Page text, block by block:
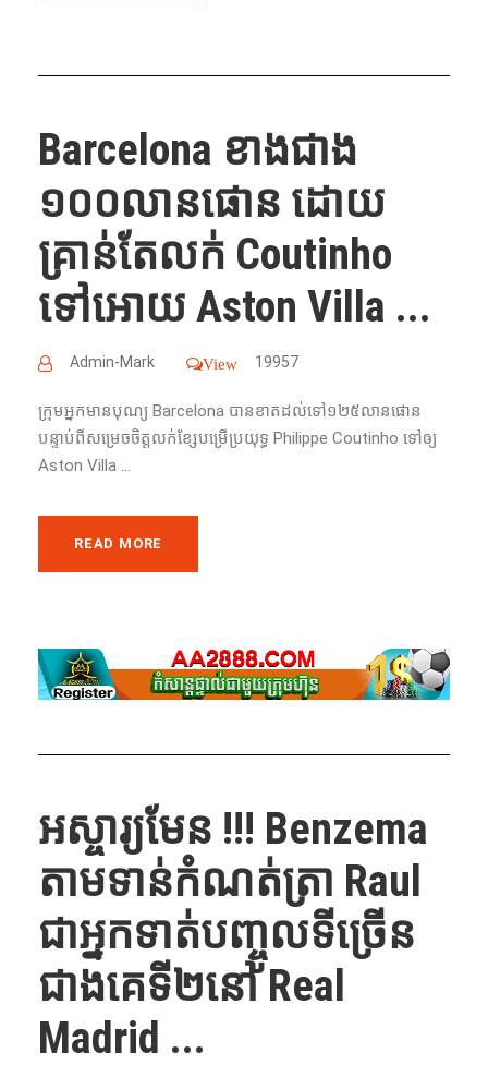
Barcelona ខាងជាង
១០០លានផោន ដោយ
គ្រាន់តែលក់ Coutinho
ទៅអោយ Aston Villa ...
Admin-Mark View 19957
ក្រុមអ្នកមានបុណ្យ Barcelona បាន​ខាត​ដល់​ទៅ​១២៥​លាន​ផោន
បន្ទាប់​ពី​សម្រេច​ចិត្ត​លក់​ខ្សែ​បម្រើ​ប្រយុទ្ធ Philippe Coutinho ទៅ​ឲ្យ
Aston Villa ...
READ MORE
អស្ចារ្យមែន !!! Benzema
តាម​ទាន់​កំណត់ត្រា Raul
ជា​អ្នក​ទាត់​បញ្ចូល​ទី​ច្រើន​
ជាង​គេ​​ទី​២នៅ Real
Madrid ...